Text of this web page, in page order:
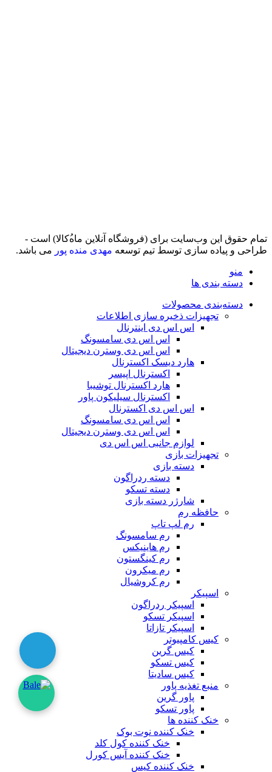
تمام حقوق اين وب‌سايت برای (فروشگاه آنلاین ماه‌‌‌‌‌‌ُکالا) است -
طراحی و پیاده سازی توسط تیم توسعه مهدی منده پور می باشد.
منو
دسته بندی ها
دسته‌بندی محصولات
تجهیزات ذخیره سازی اطلاعات
اس اس دی اینترنال
اس اس دی سامسونگ
اس اس دی وسترن دیجیتال
هارد دیسک اکسترنال
اکسترنال اپیسر
هارد اکسترنال توشیبا
اکسترنال سیلیکون پاور
اس اس دی اکسترنال
اس اس دی سامسونگ
اس اس دی وسترن دیجیتال
لوازم جانبی اس اس دی
تجهیزات بازی
دسته بازی
دسته ردراگون
دسته تسکو
شارژر دسته بازی
حافظه رم
رم لپ تاپ
رم سامسونگ
رم هاینیکس
رم کینگستون
رم میکرون
رم کروشیال
اسپیکر
اسپیکر ردراگون
اسپیکر تسکو
اسپیکر تازاتا
کیس کامپیوتر
کیس گرین
کیس تسکو
کیس سادیتا
منبع تغذیه‌ پاور
پاور گرین
پاور تسکو
خنک کننده ها
خنک کننده نوت بوک
خنک کننده کول کلد
خنک کننده آیس کورل
خنک کننده کیس